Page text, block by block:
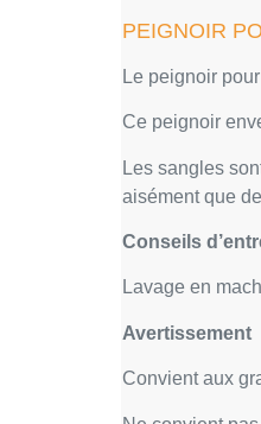
PEIGNOIR
Le peignoir
Ce peignoir
Les sangles
aisément que
Conseils
Lavage en
Avertissement
Convient aux